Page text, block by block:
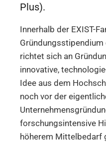
Plus).
Innerhalb der EXIST-
Gründungsstipendium
richtet sich an
innovative,
Idee aus dem
noch vor der
forschungsintensive
höherem Mittelbedarf